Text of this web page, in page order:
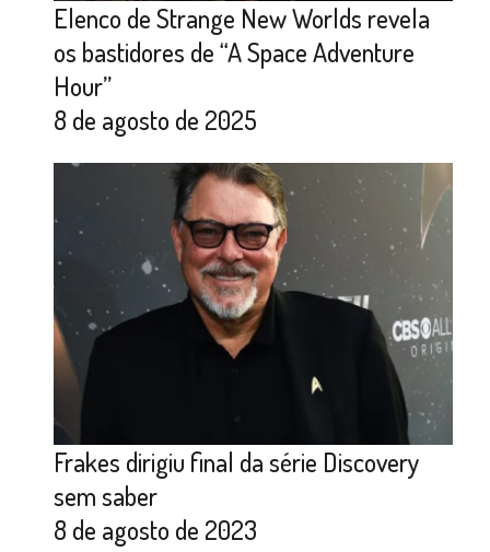
Elenco de Strange New Worlds revela
os bastidores de “A Space Adventure
Hour”
8 de agosto de 2025
Frakes dirigiu final da série Discovery
sem saber
8 de agosto de 2023